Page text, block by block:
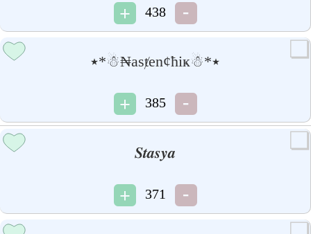
438
٭*☃₦asⱦen¢ħiҝ☃*٭
385
𝑺𝒕𝒂𝒔𝒚𝒂
371